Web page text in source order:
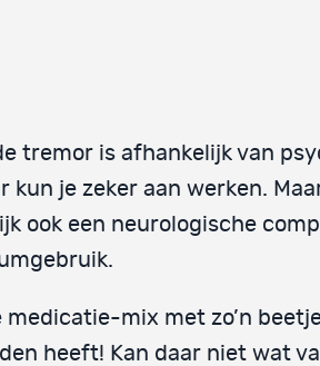
tremor is afhankelijk van
kun je zeker aan werken.
ook een neurologische
mix met zo’n
heeft! Kan daar niet wat